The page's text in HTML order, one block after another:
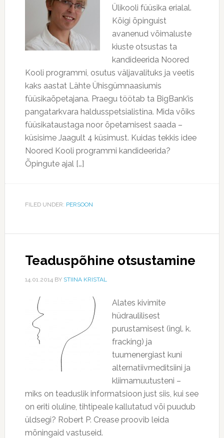
Ülikooli füüsika erialal.
Kõigi õpinguist
avanenud võimaluste
kiuste otsustas ta
kandideerida Noored
Kooli programmi, osutus väljavalituks ja veetis
kaks aastat Lähte Ühisgümnaasiumis
füüsikaõpetajana. Praegu töötab ta BigBank’is
pangatarkvara haldusspetsialistina. Mida võiks
füüsikataustaga noor õpetamisest saada –
küsisime Jaagult 4 küsimust. Kuidas tekkis idee
Noored Kooli programmi kandideerida?
Õpingute ajal […]
FILED UNDER: PERSOON
Teaduspõhine otsustamine
14.01.2014BY STIINA KRISTAL
Alates kivimite
hüdraulilisest
purustamisest (ingl. k.
fracking) ja
tuumenergiast kuni
alternatiivmeditsiini ja
kliimamuutusteni –
miks on teaduslik informatsioon just siis, kui see
on eriti oluline, tihtipeale kallutatud või puudub
üldsegi? Robert P. Crease proovib leida
mõningaid vastuseid.